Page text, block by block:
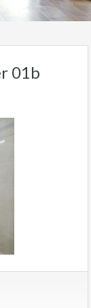
01b